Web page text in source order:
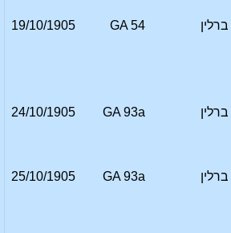
ברלין GA 54
19/10/1905
ברלין GA 93a
24/10/1905
ברלין GA 93a
25/10/1905